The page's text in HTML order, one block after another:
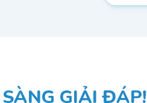
GIẢI ĐÁP!